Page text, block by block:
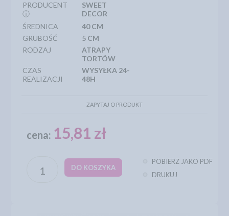
PRODUCENT
ⓘ
SWEET
DECOR
ŚREDNICA
40 CM
GRUBOŚĆ
5 CM
RODZAJ
ATRAPY
TORTÓW
CZAS
REALIZACJI
WYSYŁKA 24-
48H
ZAPYTAJ O PRODUKT
cena: 15,81 zł
DO KOSZYKA
POBIERZ JAKO PDF
DRUKUJ